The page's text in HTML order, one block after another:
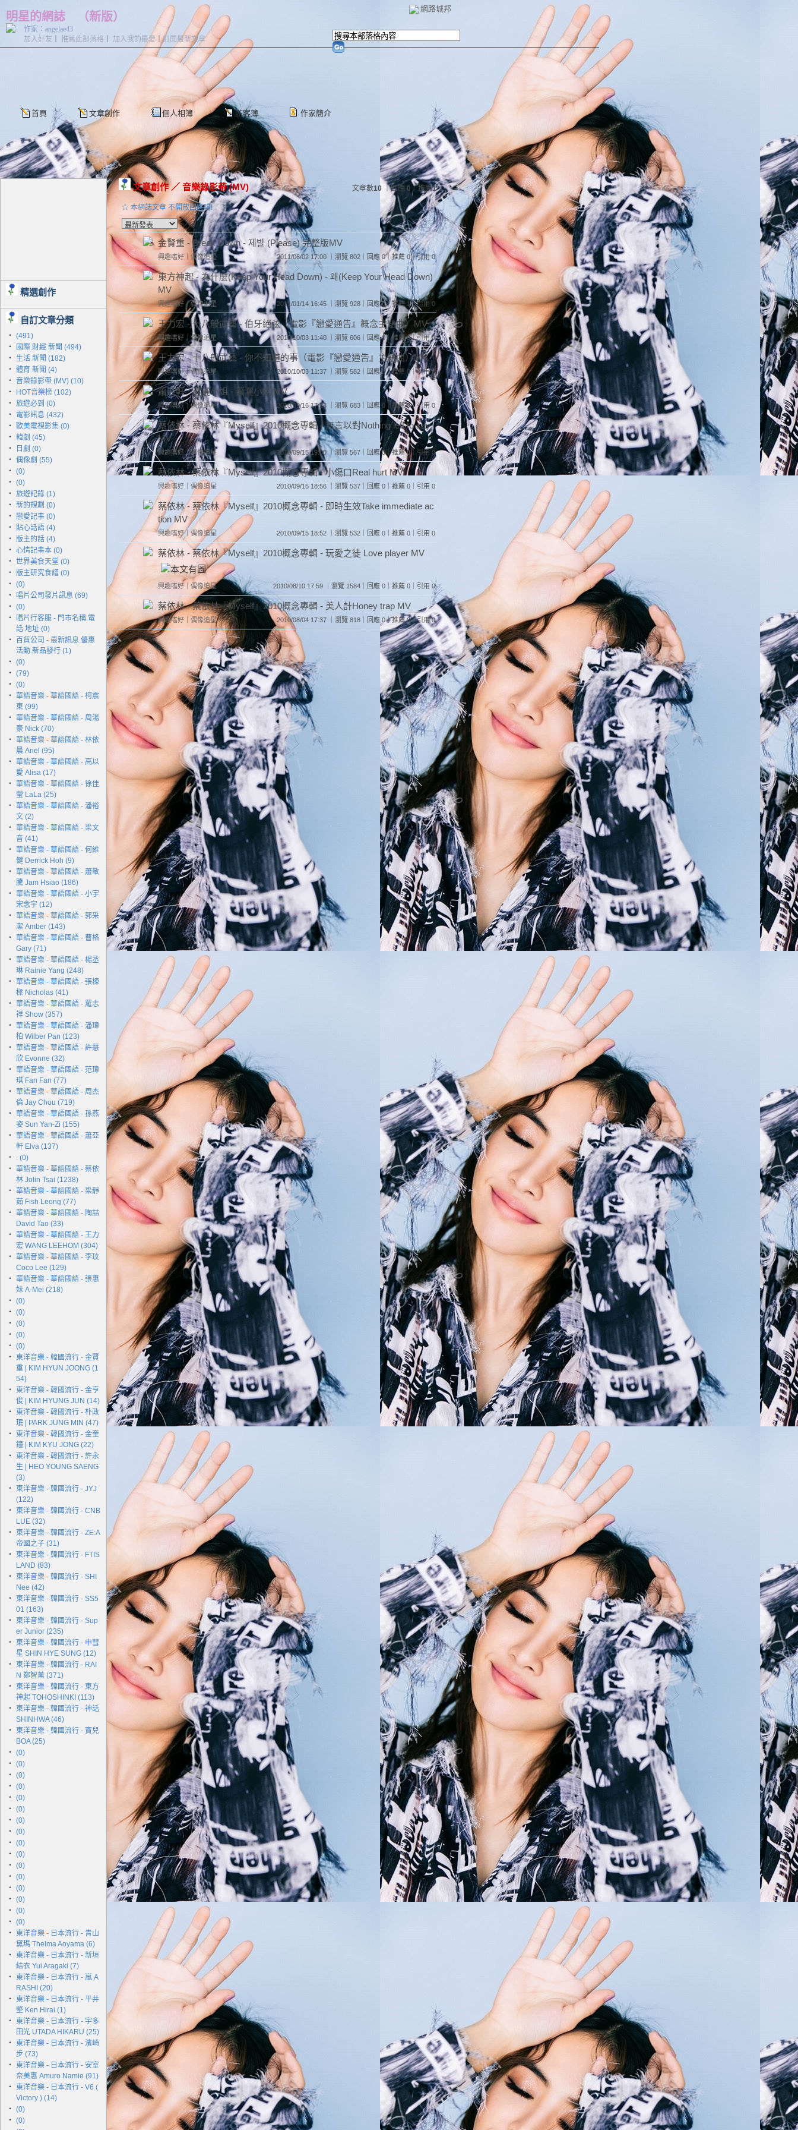
網路城邦
明星的網誌 （新版）
首頁 文章創作 個人相簿 訪客簿 作家簡介
加入好友 推薦此部落格 加入我的最愛 ｜訂閱最新文章
作家：angelae43
精選創作
自訂文章分類
‧ (491)
‧
國際.財經 新聞 (494)
‧
生活 新聞 (182)
‧ 體育 新聞 (4)
‧ 音樂錄影帶 (MV) (10)
‧
HOT音樂榜 (102)
‧ 旅遊必到 (0)
‧
電影訊息 (432)
‧
歐美電視影集 (0)
‧ 韓劇 (45)
‧
日劇 (0)
‧ 偶像劇 (55)
‧ (0)
‧ (0)
‧ 旅遊記錄 (1)
‧ 新的規劃 (0)
‧ 戀愛記事 (0)
‧ 貼心話語 (4)
‧ 版主的話 (4)
‧ 心情記事本 (0)
‧ 世界美食天堂 (0)
‧ 版主研究食譜 (0)
‧ (0)
‧
唱片公司發片訊息 (69)
‧ (0)
‧
唱片行客服 - 門市名稱.電
話.地址 (0)
‧
百貨公司 - 最新訊息.優惠
活動.新品發行 (1)
‧ (0)
‧ (79)
‧ (0)
‧ 華語音樂 - 華語國語 - 柯震
東 (99)
‧ 華語音樂 - 華語國語 - 周湯
豪 Nick (70)
‧ 華語音樂 - 華語國語 - 林依
晨 Ariel (95)
‧ 華語音樂 - 華語國語 - 高以
愛 Alisa (17)
‧ 華語音樂 - 華語國語 - 徐佳
瑩 LaLa (25)
‧ 華語音樂 - 華語國語 - 潘裕
文 (2)
‧ 華語音樂 - 華語國語 - 梁文
音 (41)
‧ 華語音樂 - 華語國語 - 何維
健 Derrick Hoh (9)
‧ 華語音樂 - 華語國語 - 蕭敬
騰 Jam Hsiao (186)
‧ 華語音樂 - 華語國語 - 小宇
宋念宇 (12)
‧ 華語音樂 - 華語國語 - 郭采
潔 Amber (143)
‧ 華語音樂 - 華語國語 - 曹格
Gary (71)
‧ 華語音樂 - 華語國語 - 楊丞
琳 Rainie Yang (248)
‧ 華語音樂 - 華語國語 - 張棟
樑 Nicholas (41)
‧ 華語音樂 - 華語國語 - 羅志
祥 Show (357)
‧ 華語音樂 - 華語國語 - 潘瑋
柏 Wilber Pan (123)
‧ 華語音樂 - 華語國語 - 許慧
欣 Evonne (32)
‧ 華語音樂 - 華語國語 - 范瑋
琪 Fan Fan (77)
‧ 華語音樂 - 華語國語 - 周杰
倫 Jay Chou (719)
‧ 華語音樂 - 華語國語 - 孫燕
姿 Sun Yan-Zi (155)
‧ 華語音樂 - 華語國語 - 蕭亞
軒 Elva (137)
‧
. (0)
‧ 華語音樂 - 華語國語 - 蔡依
林 Jolin Tsai (1238)
‧ 華語音樂 - 華語國語 - 梁靜
茹 Fish Leong (77)
‧ 華語音樂 - 華語國語 - 陶喆
David Tao (33)
‧ 華語音樂 - 華語國語 - 王力
宏 WANG LEEHOM (304)
‧ 華語音樂 - 華語國語 - 李玟
Coco Lee (129)
‧ 華語音樂 - 華語國語 - 張惠
妹 A-Mei (218)
‧ (0)
‧ (0)
‧ (0)
‧ (0)
‧ (0)
‧
東洋音樂 - 韓國流行 - 金賢
重 | KIM HYUN JOONG (1
54)
‧
東洋音樂 - 韓國流行 - 金亨
俊 | KIM HYUNG JUN (14)
‧
東洋音樂 - 韓國流行 - 朴政
珉 | PARK JUNG MIN (47)
‧
東洋音樂 - 韓國流行 - 金奎
鐘 | KIM KYU JONG (22)
‧
東洋音樂 - 韓國流行 - 許永
生 | HEO YOUNG SAENG
(3)
‧
東洋音樂 - 韓國流行 - JYJ
(122)
‧
東洋音樂 - 韓國流行 - CNB
LUE (32)
‧
東洋音樂 - 韓國流行 - ZE:A
帝國之子 (31)
‧
東洋音樂 - 韓國流行 - FTIS
LAND (83)
‧
東洋音樂 - 韓國流行 - SHI
Nee (42)
‧
東洋音樂 - 韓國流行 - SS5
01 (163)
‧
東洋音樂 - 韓國流行 - Sup
er Junior (235)
‧
東洋音樂 - 韓國流行 - 申彗
星 SHIN HYE SUNG (12)
‧
東洋音樂 - 韓國流行 - RAI
N 鄭智薰 (371)
‧
東洋音樂 - 韓國流行 - 東方
神起 TOHOSHINKI (113)
‧
東洋音樂 - 韓國流行 - 神話
SHINHWA (46)
‧
東洋音樂 - 韓國流行 - 寶兒
BOA (25)
‧ (0)
‧ (0)
‧ (0)
‧ (0)
‧ (0)
‧ (0)
‧ (0)
‧ (0)
‧ (0)
‧ (0)
‧ (0)
‧ (0)
‧ (0)
‧ (0)
‧ (0)
‧ (0)
‧
東洋音樂 - 日本流行 - 青山
黛瑪 Thelma Aoyama (6)
‧
東洋音樂 - 日本流行 - 新垣
結衣 Yui Aragaki (7)
‧
東洋音樂 - 日本流行 - 嵐 A
RASHI (20)
‧
東洋音樂 - 日本流行 - 平井
堅 Ken Hirai (1)
‧
東洋音樂 - 日本流行 - 宇多
田光 UTADA HIKARU (25)
‧
東洋音樂 - 日本流行 - 濱崎
步 (73)
‧
東洋音樂 - 日本流行 - 安室
奈美惠 Amuro Namie (91)
‧
東洋音樂 - 日本流行 - V6 (
Victory ) (14)
‧ (0)
‧ (0)
文章創作／ 音樂錄影帶 (MV) 文章數10 ｜回應 0 ｜推薦1
☆ 本網誌文章 不開放回應唷!
金賢重 - Break Down - 제발 (Please) 完整版MV
興趣嗜好 偶像追星 2011/06/02 17:00 ｜瀏覽 802｜回應 0｜推薦 0｜引用 0
東方神起 - 為什麼(Keep Your Head Down) - 왜(Keep Your Head Down)
MV
興趣嗜好 ｜偶像追星 2011/01/14 16:45 ｜瀏覽 928｜回應 0｜推薦 1｜引用 0
王力宏 - 十八般武藝 - 伯牙絕弦（電影『戀愛通告』概念主題曲）MV
興趣嗜好 ｜ 偶像追星 2010/10/03 11:40 ｜瀏覽 606｜回應 0｜推薦 0｜引用 0
王力宏 - 十八般武藝 - 你不知道的事（電影『戀愛通告』主題曲）MV
興趣嗜好｜偶像追星 2010/10/03 11:37 ｜瀏覽 582｜回應 0｜推薦 0｜引用 0
蕭亞軒 - 蕭灑小姐 - 蕭灑小姐 MV
興趣嗜好｜偶像追星 2010/09/16 17:23 ｜瀏覽 683｜回應 0｜推薦 0｜引用 0
蔡依林 - 蔡依林『Myself』2010概念專輯 - 無言以對Nothing left to say
MV
興趣嗜好｜偶像追星 2010/09/15 19:00 ｜瀏覽 567｜回應 0｜推薦 0｜引用 0
蔡依林 - 蔡依林『Myself』2010概念專輯 - 小傷口Real hurt MV
興趣嗜好 偶像追星 2010/09/15 18:56 ｜瀏覽 537｜回應 0｜推薦 0｜引用 0
蔡依林 - 蔡依林『Myself』2010概念專輯 - 即時生效Take immediate ac
tion MV
興趣嗜好｜偶像追星 2010/09/15 18:52 ｜瀏覽 532｜回應 0｜推薦 0｜引用 0
蔡依林 - 蔡依林『Myself』2010概念專輯 - 玩愛之徒 Love player MV
興趣嗜好 偶像追星 2010/08/10 17:59 ｜瀏覽 1584｜回應 0｜推薦 0｜引用 0
蔡依林 - 蔡依林『Myself』2010概念專輯 - 美人計Honey trap MV
興趣嗜好 偶像追星 2010/08/04 17:37 ｜瀏覽 818｜回應 0｜推薦 0｜引用 0